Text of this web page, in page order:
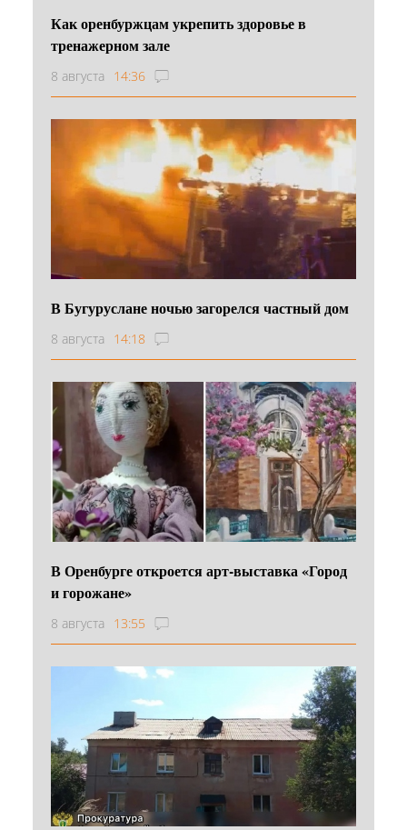
Как оренбуржцам укрепить здоровье в
тренажерном зале
8 августа 14:36
В Бугуруслане ночью загорелся частный дом
8 августа 14:18
В Оренбурге откроется арт-выставка «Город
и горожане»
8 августа 13:55